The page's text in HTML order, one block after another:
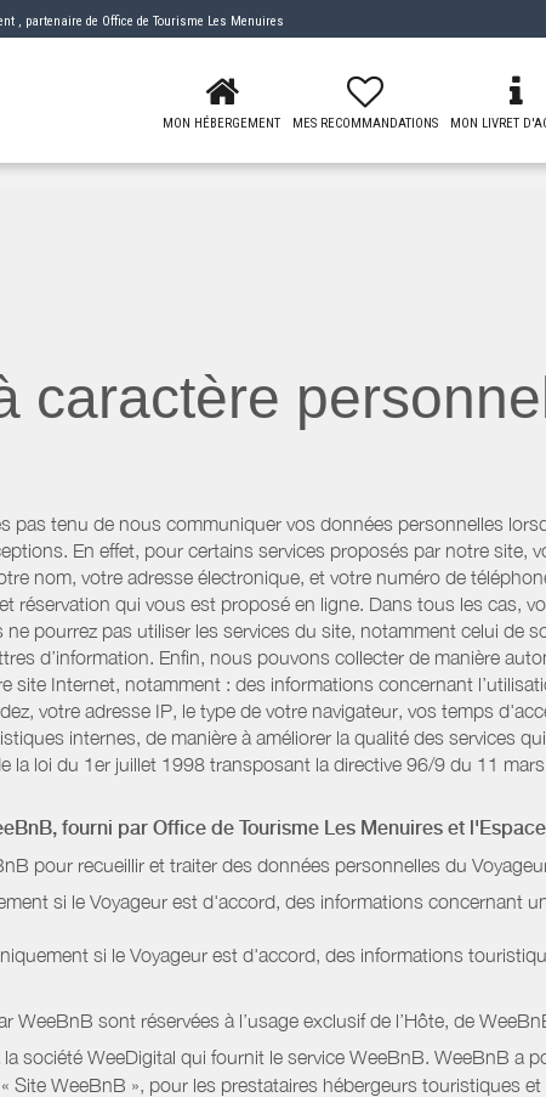
, partenaire de Office de Tourisme Les Menuires
MON HÉBERGEMENT MES RECOMMANDATIONS MON LIVRET
caractère
pas tenu de nous communiquer vos données personnelles
En effet, pour certains services proposés par notre site,
nom, votre adresse électronique, et votre numéro de
réservation qui vous est proposé en ligne. Dans tous les cas,
ne pourrez pas utiliser les services du site, notamment celui de
d’information. Enfin, nous pouvons collecter de manière
site Internet, notamment : des informations concernant
votre adresse IP, le type de votre navigateur, vos temps
internes, de manière à améliorer la qualité des services
la loi du 1er juillet 1998 transposant la directive 96/9 du 11
fourni par Office de Tourisme Les Menuires et
pour recueillir et traiter des données personnelles du
si le Voyageur est d'accord, des informations concernant
si le Voyageur est d'accord, des informations
WeeBnB sont réservées à l’usage exclusif de l’Hôte, de
la société WeeDigital qui fournit le service WeeBnB. WeeBnB a
Site WeeBnB », pour les prestataires hébergeurs touristiques